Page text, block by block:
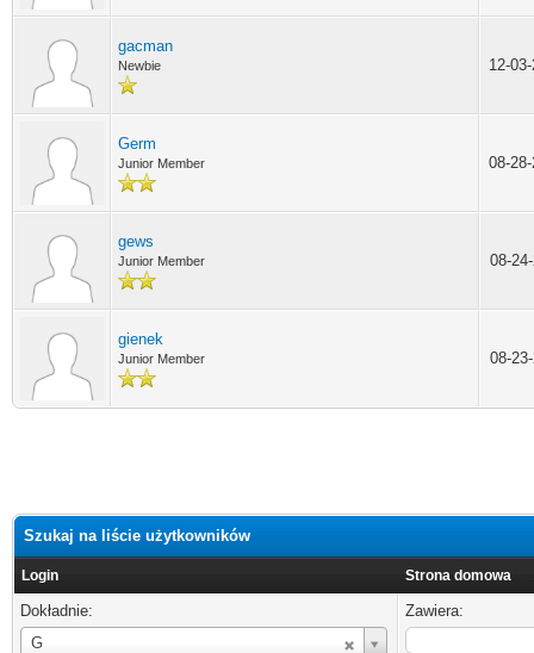
gacman
Newbie 12-
Germ
Junior Member 08-
gews
Junior Member 08-
gienek
Junior Member 08-
Szukaj na liście użytkowników
Login Strona domowa
Dokładnie:
G
Login
Zawiera: